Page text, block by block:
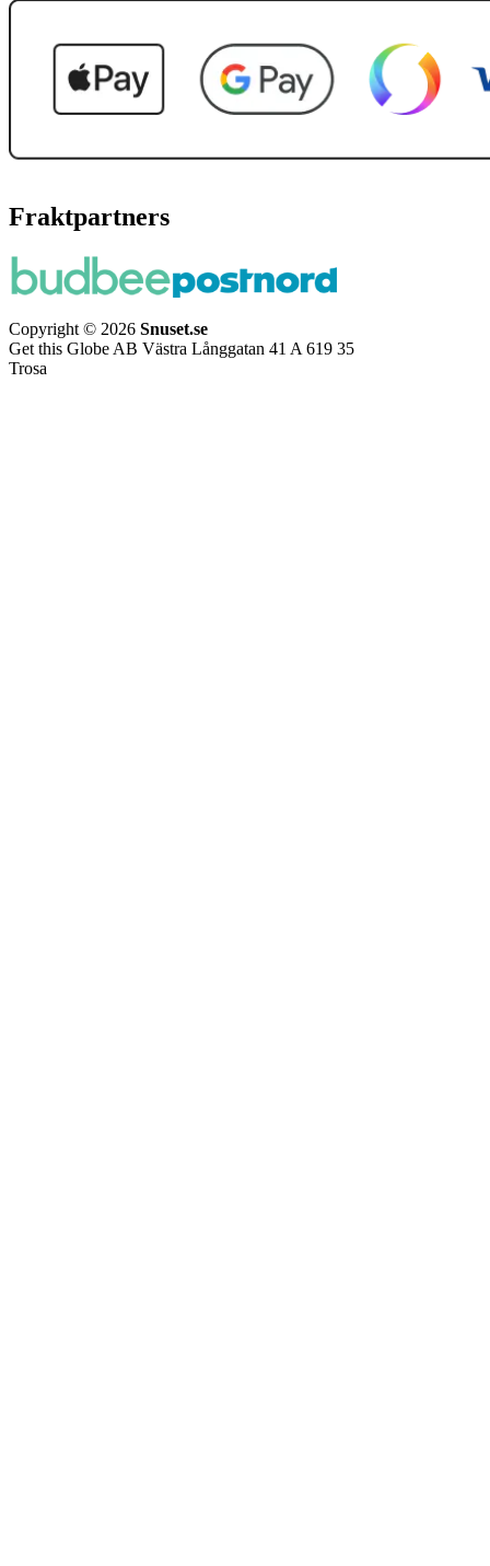
Fraktpartners
Copyright © 2026 Snuset.se
Get this Globe AB Västra Långgatan 41 A 619 35
Trosa